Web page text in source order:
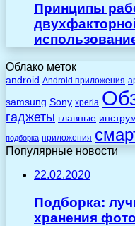
Принципы
Облако меток
android Android приложения
samsung Sony xperia
гаджеты главные
подборка приложения
Популярные новости
22.02.2020
Подборка:
хранения